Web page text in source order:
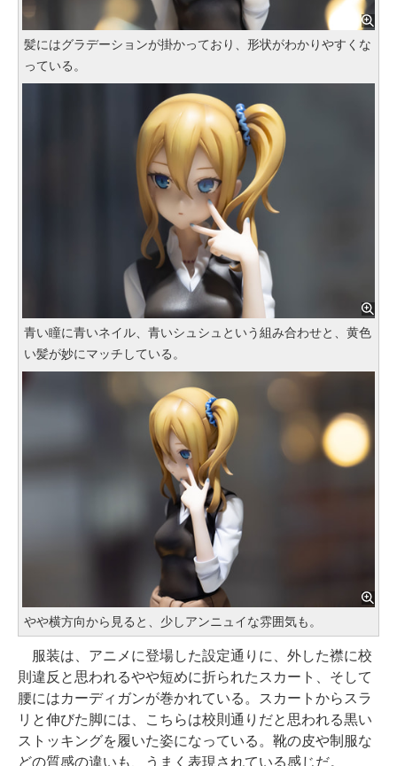
髪にはグラデーションが掛かっており、形状がわかりやすくな
っている。
青い瞳に青いネイル、青いシュシュという組み合わせと、黄色
い髪が妙にマッチしている。
やや横方向から見ると、少しアンニュイな雰囲気も。
服装は、アニメに登場した設定通りに、外した襟に校
則違反と思われるやや短めに折られたスカート、そして
腰にはカーディガンが巻かれている。スカートからスラ
リと伸びた脚には、こちらは校則通りだと思われる黒い
ストッキングを履いた姿になっている。靴の皮や制服な
どの質感の違いも、うまく表現されている感じだ。